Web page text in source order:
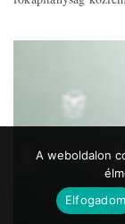
A weboldalon
Elfogadom